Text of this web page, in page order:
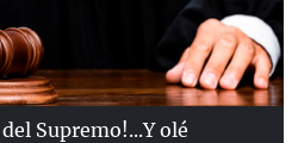
Supremo!...Y olé